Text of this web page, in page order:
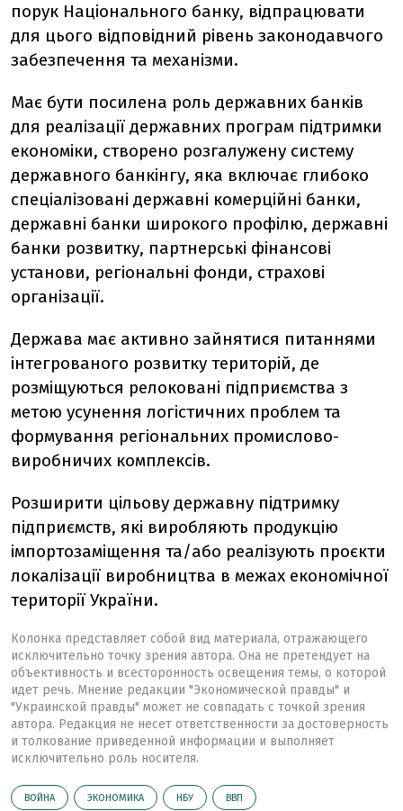
порук Національного банку, відпрацювати
для цього відповідний рівень законодавчого
забезпечення та механізми.
Має бути посилена роль державних банків
для реалізації державних програм підтримки
економіки, створено розгалужену систему
державного банкінгу, яка включає глибоко
спеціалізовані державні комерційні банки,
державні банки широкого профілю, державні
банки розвитку, партнерські фінансові
установи, регіональні фонди, страхові
організації.
Держава має активно зайнятися питаннями
інтегрованого розвитку територій, де
розміщуються релоковані підприємства з
метою усунення логістичних проблем та
формування регіональних промислово-
виробничих комплексів.
Розширити цільову державну підтримку
підприємств, які виробляють продукцію
імпортозаміщення та/або реалізують проєкти
локалізації виробництва в межах економічної
території України.
Колонка представляет собой вид материала, отражающего
исключительно точку зрения автора. Она не претендует на
объективность и всесторонность освещения темы, о которой
идет речь. Мнение редакции "Экономической правды" и
"Украинской правды" может не совпадать с точкой зрения
автора. Редакция не несет ответственности за достоверность
и толкование приведенной информации и выполняет
исключительно роль носителя.
ВОЙНА ЭКОНОМИКА НБУ ВВП